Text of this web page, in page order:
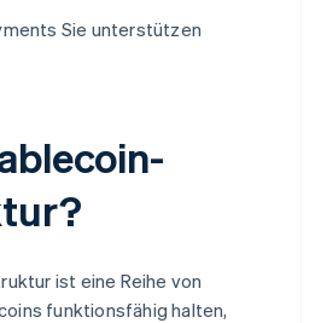
Sie unterstützen
ist eine Reihe von
funktionsfähig halten,